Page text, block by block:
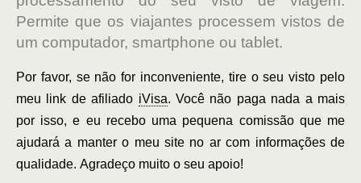
Permite que os viajantes processem vistos de
um computador, smartphone ou tablet.
Por favor, se não for inconveniente, tire o seu visto pelo
meu link de afiliado iVisa. Você não paga nada a mais
por isso, e eu recebo uma pequena comissão que me
ajudará a manter o meu site no ar com informações de
qualidade. Agradeço muito o seu apoio!